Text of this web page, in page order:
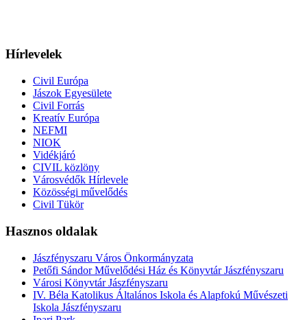
Hírlevelek
Civil Európa
Jászok Egyesülete
Civil Forrás
Kreatív Európa
NEFMI
NIOK
Vidékjáró
CIVIL közlöny
Városvédők Hírlevele
Közösségi művelődés
Civil Tükör
Hasznos oldalak
Jászfényszaru Város Önkormányzata
Petőfi Sándor Művelődési Ház és Könyvtár Jászfényszaru
Városi Könyvtár Jászfényszaru
IV. Béla Katolikus Általános Iskola és Alapfokú Művészeti
Iskola Jászfényszaru